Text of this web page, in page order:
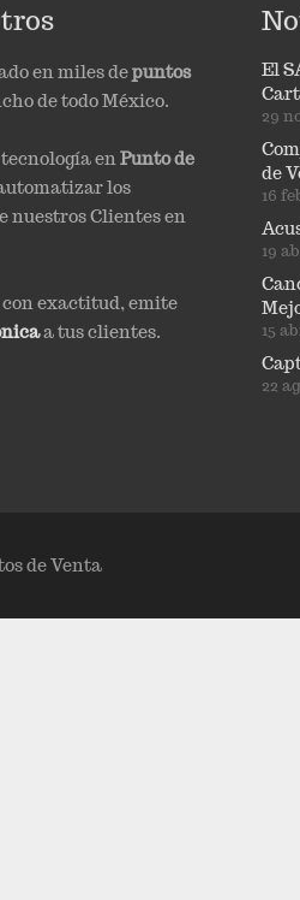
en miles depuntos
de todo México.
enPunto de
los
nuestros Clientes en
con exactitud, emite
a tus clientes.
El
29
de
16
19
15
22
de Venta